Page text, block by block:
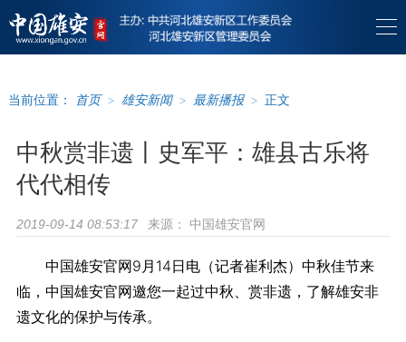
当前位置： 首页 > 雄安新闻 > 最新播报 > 正文
中秋赏非遗丨史军平：雄县古乐将
代代相传
2019-09-14 08:53:17 来源： 中国雄安官网
中国雄安官网9月14日电（记者崔利杰）中秋佳节来
临，中国雄安官网邀您一起过中秋、赏非遗，了解雄安非
遗文化的保护与传承。